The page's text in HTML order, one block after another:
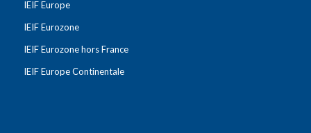
IEIF Europe
IEIF Eurozone
IEIF Eurozone hors France
IEIF Europe Continentale